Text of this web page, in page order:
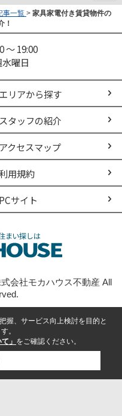
事一覧 > 家具家電付き賃貸物件の
！
～ 19:00
曜日
エリアから探す
スタッフの紹介
アクセスマップ
用規約
PCサイト
会社モカハウス不動産 All
握、サービス向上検討を目的と
。
」 をご確認ください。